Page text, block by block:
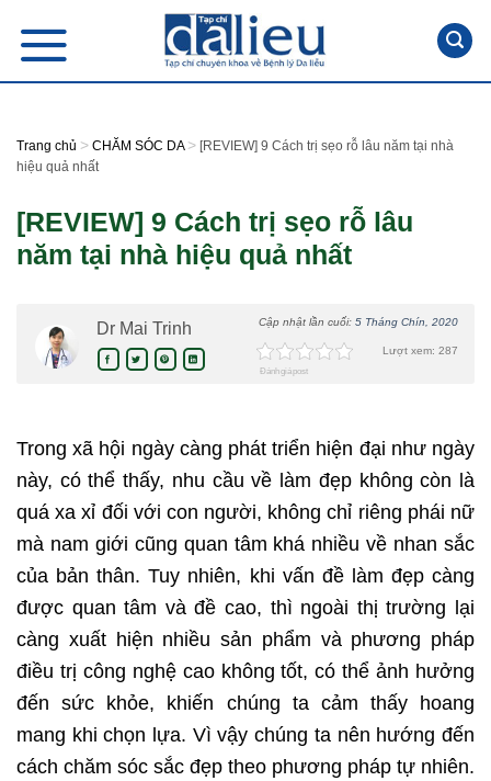
content
Trang chủ > CHĂM SÓC DA > [REVIEW] 9 Cách trị sẹo rỗ lâu năm tại nhà
hiệu quả nhất
[REVIEW] 9 Cách trị sẹo rỗ lâu
năm tại nhà hiệu quả nhất
Dr Mai Trinh Cập nhật lần cuối: 5 Tháng Chín, 2020
Đánh giá post
Lượt xem: 287
Trong xã hội ngày càng phát triển hiện đại như ngày
này, có thể thấy, nhu cầu về làm đẹp không còn là
quá xa xỉ đối với con người, không chỉ riêng phái nữ
mà nam giới cũng quan tâm khá nhiều về nhan sắc
của bản thân. Tuy nhiên, khi vấn đề làm đẹp càng
được quan tâm và đề cao, thì ngoài thị trường lại
càng xuất hiện nhiều sản phẩm và phương pháp
điều trị công nghệ cao không tốt, có thể ảnh hưởng
đến sức khỏe, khiến chúng ta cảm thấy hoang
mang khi chọn lựa. Vì vậy chúng ta nên hướng đến
cách chăm sóc sắc đẹp theo phương pháp tự nhiên.